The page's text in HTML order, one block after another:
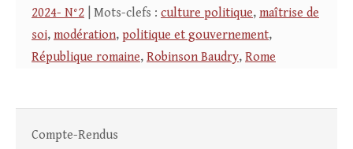
2024- N°2 | Mots-clefs : culture politique, maîtrise de
soi, modération, politique et gouvernement,
République romaine, Robinson Baudry, Rome
Compte-Rendus